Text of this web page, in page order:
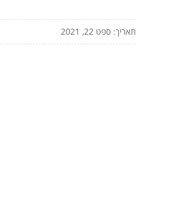
תאריך: ספט 22, 2021